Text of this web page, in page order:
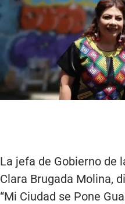
La jefa de Gobierno de
Clara Brugada Molina,
“Mi Ciudad se Pone